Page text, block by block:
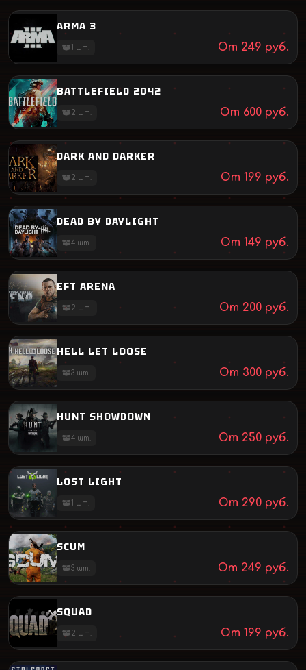
ARMA 3
1 шт. От 249 руб.
BATTLEFIELD 2042
2 шт. От 600 руб.
DARK AND DARKER
2 шт. От 199 руб.
DEAD BY DAYLIGHT
4 шт. От 149 руб.
EFT ARENA
2 шт. От 200 руб.
HELL LET LOOSE
3 шт. От 300 руб.
HUNT SHOWDOWN
4 шт. От 250 руб.
LOST LIGHT
1 шт. От 290 руб.
SCUM
3 шт. От 249 руб.
SQUAD
2 шт. От 199 руб.